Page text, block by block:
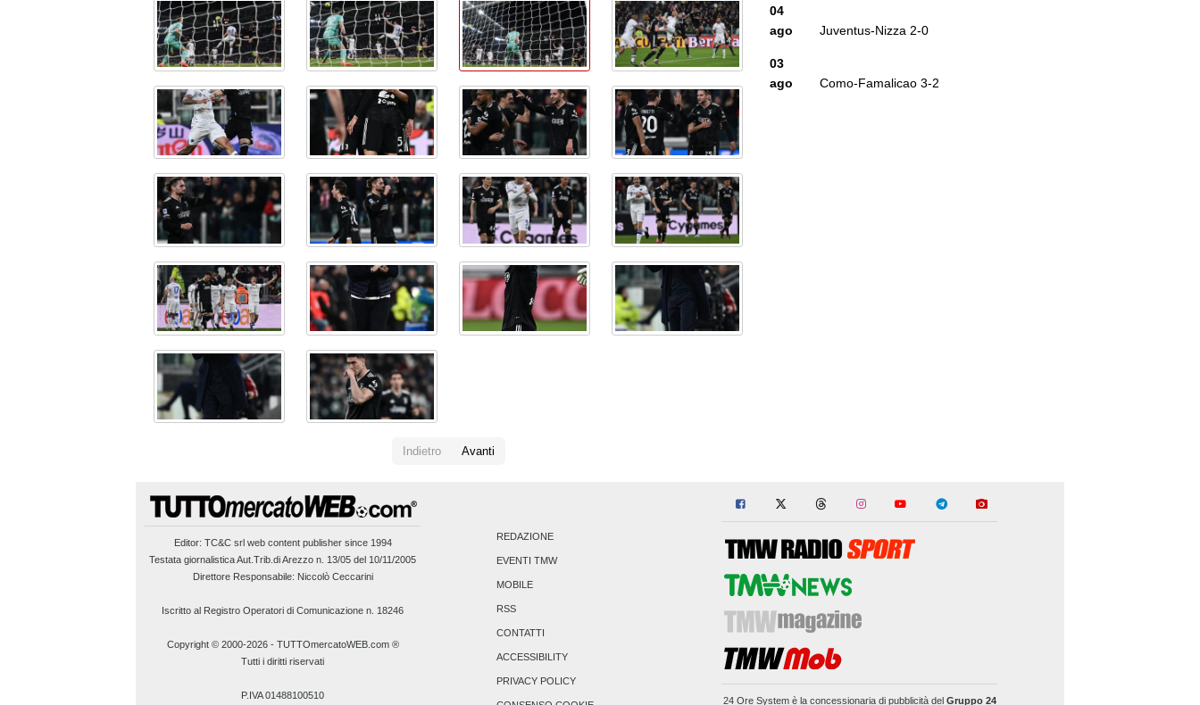
Indietro Avanti
04
ago
Juventus-Nizza 2-0
03
ago
Como-Famalicao 3-2
Editor: TC&C srlweb content publisher since 1994
Testata giornalistica Aut.Trib.di Arezzo n. 13/05 del 10/11/2005
Direttore Responsabile: Niccolò Ceccarini
Iscritto al Registro Operatori di Comunicazione n. 18246
Copyright © 2000-2026- TUTTOmercatoWEB.com ®
Tutti i diritti riservati
P.IVA 01488100510
REDAZIONE
EVENTI TMW
MOBILE
RSS
CONTATTI
ACCESSIBILITY
PRIVACY POLICY
24 Ore Systemè la concessionaria di pubblicità del Gruppo 24